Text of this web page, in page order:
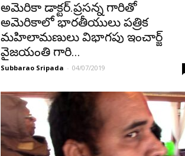
అమెరికా డాక్టర్.ప్రసన్న గారితో
అమెరికాలో భారతీయులు పత్రిక
మహిలామణులు విభాగపు ఇంచార్జ్
వైజయంతి గారి...
Subbarao Sripada - 04/07/2019